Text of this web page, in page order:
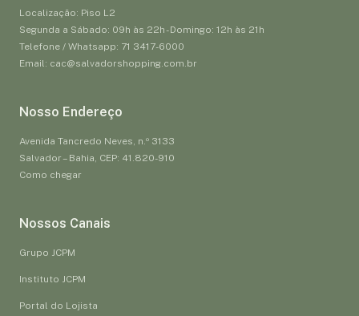
Localização: Piso L2
Segunda a Sábado: 09h às 22h - Domingo: 12h às 21h
Telefone / Whatsapp: 71 3417-6000
Email: cac@salvadorshopping.com.br
Nosso Endereço
Avenida Tancredo Neves, n.º 3133
Salvador – Bahia, CEP: 41.820-910
Como chegar
Nossos Canais
Grupo JCPM
Instituto JCPM
Portal do Lojista